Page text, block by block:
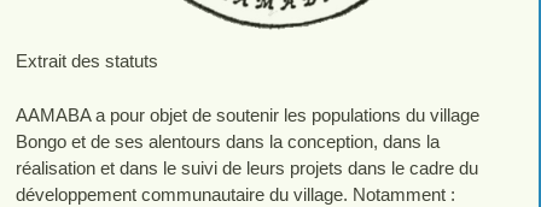
Extrait des statuts
AAMABA a pour objet de soutenir les populations du village
Bongo et de ses alentours dans la conception, dans la
réalisation et dans le suivi de leurs projets dans le cadre du
développement communautaire du village. Notamment :